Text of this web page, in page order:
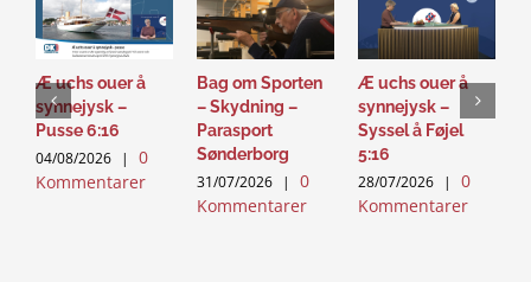
Æ uchs ouer å
synnejysk –
Pusse 6:16
04/08/2026 |
0
Kommentarer
Bag om Sporten
– Skydning –
Parasport
Sønderborg
31/07/2026 |
0
Kommentarer
Æ uchs ouer å
synnejysk –
Syssel å Føjel
5:16
28/07/2026 |
0
Kommentarer